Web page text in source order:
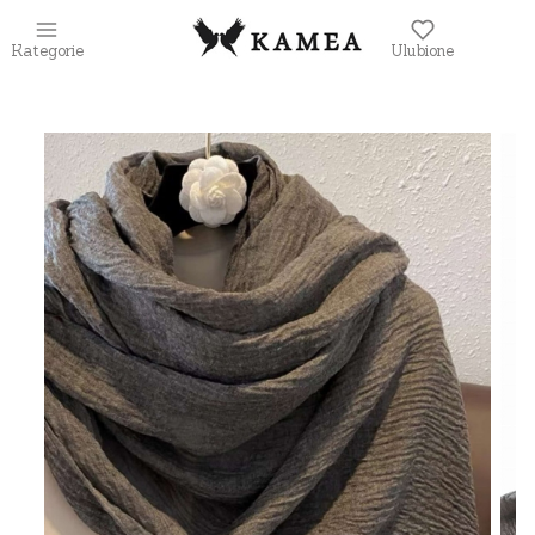
Kategorie Ulubione